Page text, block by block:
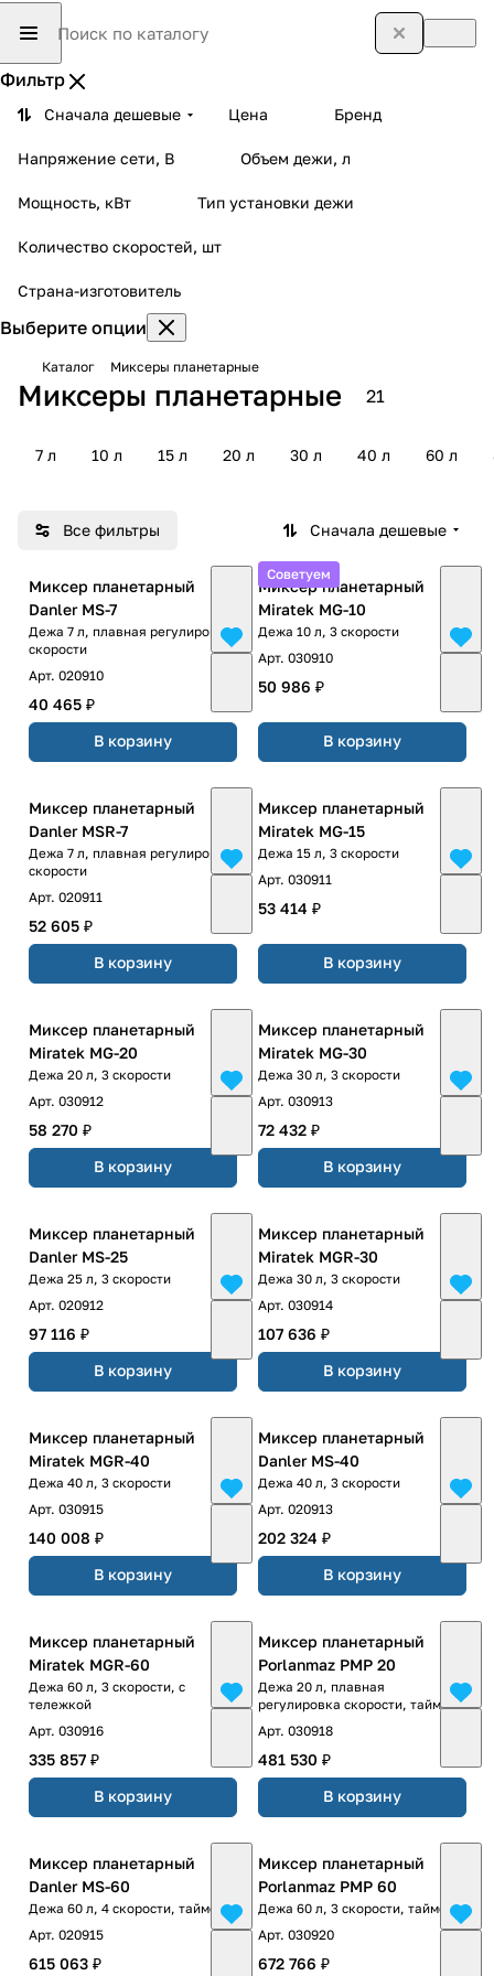
Фильтр
Сначала дешевые Цена Бренд
Напряжение сети, В Объем дежи, л
Мощность, кВт Тип установки дежи
Количество скоростей, шт
Страна-изготовитель
Выберите опции
Каталог Миксеры планетарные
Миксеры планетарные 21
7 л 10 л 15 л 20 л 30 л 40 л 60 л
Все фильтры Сначала дешевые
Миксер планетарный
Danler MS-7
Дежа 7 л, плавная регулировка
скорости
Арт. 020910
40 465 ₽
В корзину
Советуем
Миксер планетарный
Miratek MG-10
Дежа 10 л, 3 скорости
Арт. 030910
50 986 ₽
В корзину
Миксер планетарный
Danler MSR-7
Дежа 7 л, плавная регулировка
скорости
Арт. 020911
52 605 ₽
В корзину
Миксер планетарный
Miratek MG-15
Дежа 15 л, 3 скорости
Арт. 030911
53 414 ₽
В корзину
Миксер планетарный
Miratek MG-20
Дежа 20 л, 3 скорости
Арт. 030912
58 270 ₽
В корзину
Миксер планетарный
Miratek MG-30
Дежа 30 л, 3 скорости
Арт. 030913
72 432 ₽
В корзину
Миксер планетарный
Danler MS-25
Дежа 25 л, 3 скорости
Арт. 020912
97 116 ₽
В корзину
Миксер планетарный
Miratek MGR-30
Дежа 30 л, 3 скорости
Арт. 030914
107 636 ₽
В корзину
Миксер планетарный
Miratek MGR-40
Дежа 40 л, 3 скорости
Арт. 030915
140 008 ₽
В корзину
Миксер планетарный
Danler MS-40
Дежа 40 л, 3 скорости
Арт. 020913
202 324 ₽
В корзину
Миксер планетарный
Miratek MGR-60
Дежа 60 л, 3 скорости, с
тележкой
Арт. 030916
335 857 ₽
В корзину
Миксер планетарный
Porlanmaz PMP 20
Дежа 20 л, плавная
регулировка скорости, таймер
Арт. 030918
481 530 ₽
В корзину
Миксер планетарный
Danler MS-60
Дежа 60 л, 4 скорости, таймер
Арт. 020915
615 063 ₽
Миксер планетарный
Porlanmaz PMP 60
Дежа 60 л, 3 скорости, таймер
Арт. 030920
672 766 ₽